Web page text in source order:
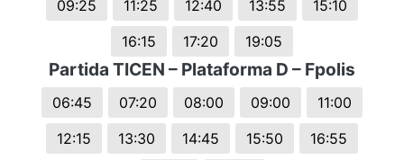
09:25
11:25 12:40 13:55
15:10
16:15
17:20 19:05
Partida TICEN – Plataforma D – Fpolis
06:45 07:20 08:00 09:00
11:00
12:15
13:30 14:45 15:50
16:55